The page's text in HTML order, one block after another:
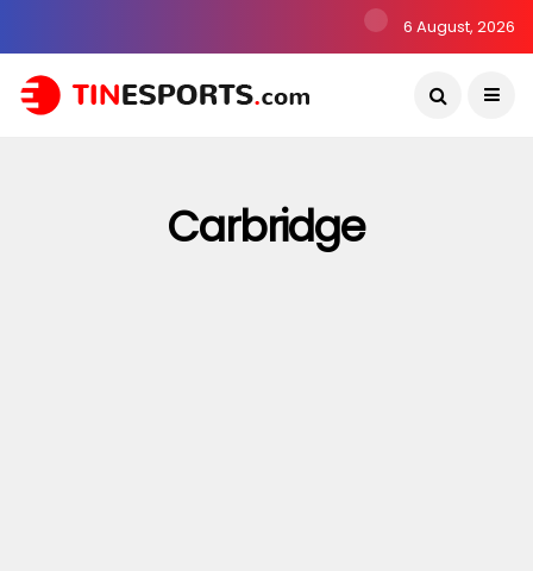
6 August, 2026
Carbridge